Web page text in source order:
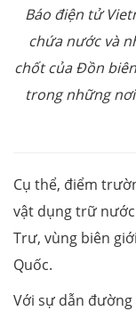
Báo điện tử
chứa nước và
chốt của Đồn
trong những
Cụ thể, điểm
vật dụng trữ
Trư, vùng biên
Quốc.
Với sự dẫn đường